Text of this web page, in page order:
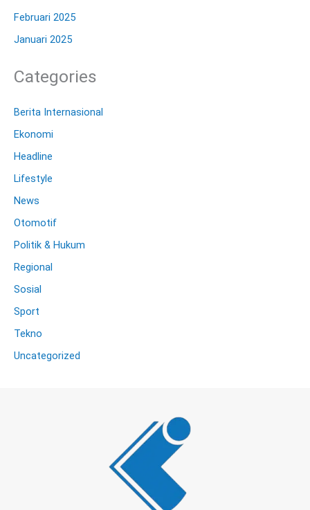
Februari 2025
Januari 2025
Categories
Berita Internasional
Ekonomi
Headline
Lifestyle
News
Otomotif
Politik & Hukum
Regional
Sosial
Sport
Tekno
Uncategorized